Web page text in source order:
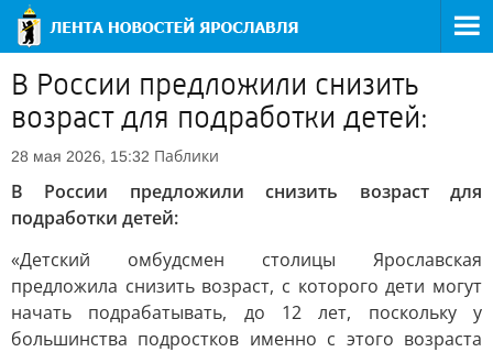
В России предложили снизить
возраст для подработки детей:
28 мая 2026, 15:32 Паблики
В России предложили снизить возраст для
подработки детей:
«Детский омбудсмен столицы Ярославская
предложила снизить возраст, с которого дети могут
начать подрабатывать, до 12 лет, поскольку у
большинства подростков именно с этого возраста